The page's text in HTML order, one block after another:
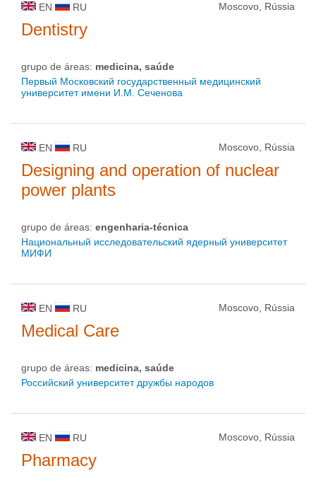
EN RU Moscovo, Rússia
Dentistry
grupo de áreas: medicina, saúde
Первый Московский государственный медицинский
университет имени И.М. Сеченова
EN RU Moscovo, Rússia
Designing and operation of nuclear
power plants
grupo de áreas: engenharia-técnica
Национальный исследовательский ядерный университет
МИФИ
EN RU Moscovo, Rússia
Medical Care
grupo de áreas: medicina, saúde
Российский университет дружбы народов
EN RU Moscovo, Rússia
Pharmacy